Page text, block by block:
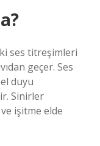
ses titreşimleri
geçer. Ses
duyu
Sinirler
işitme elde